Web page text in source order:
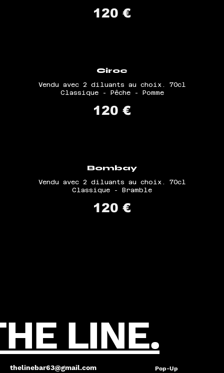
120 €
Ciroc
Vendu avec 2 diluants au choix. 70cl
Classique - Pêche - Pomme
120 €
Bombay
Vendu avec 2 diluants au choix. 70cl
Classique - Bramble
120 €
LINE.
thelinebar63@gmail.com
Pop-Up